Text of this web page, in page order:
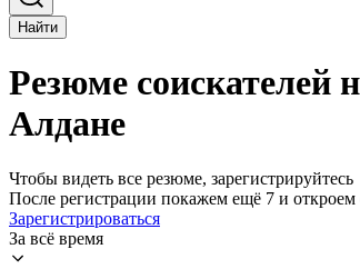
Найти
Резюме соискателей
Алдане
Чтобы видеть все резюме, зарегистрируйтесь
После регистрации покажем ещё 7 и откроем
Зарегистрироваться
За всё время